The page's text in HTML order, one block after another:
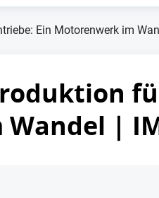
Ein Motorenwerk im
|